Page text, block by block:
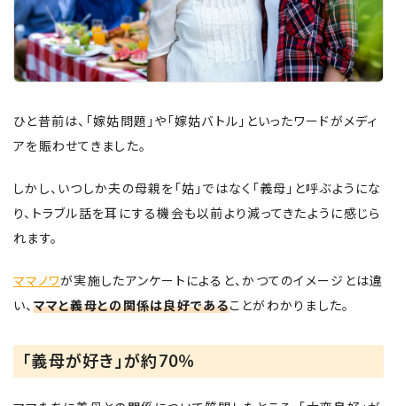
ひと昔前は、「嫁姑問題」や「嫁姑バトル」といったワードがメディ
アを賑わせてきました。
しかし、いつしか夫の母親を「姑」ではなく「義母」と呼ぶようにな
り、トラブル話を耳にする機会も以前より減ってきたように感じら
れます。
ママノワが実施したアンケートによると、かつてのイメージとは違
い、 ママと義母との関係は良好であることがわかりました。
「義母が好き」が約70％